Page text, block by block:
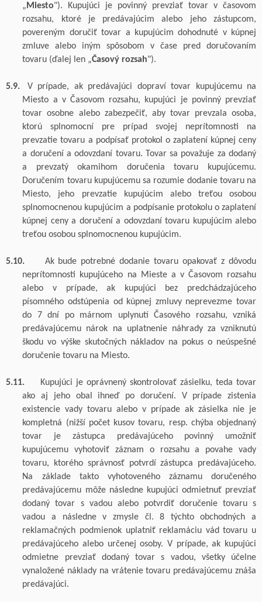
„ Miesto"). Kupujúci je povinný prevziať tovar v časovom
rozsahu, ktoré je predávajúcim alebo jeho zástupcom,
povereným doručiť tovar a kupujúcim dohodnuté v kúpnej
zmluve alebo iným spôsobom v čase pred doručovaním
tovaru (ďalej len „Časový rozsah").
5.9.
V prípade, ak predávajúci dopraví tovar kupujúcemu na
Miesto a v Časovom rozsahu, kupujúci je povinný prevziať
tovar osobne alebo zabezpečiť, aby tovar prevzala osoba,
ktorú splnomocní pre prípad svojej neprítomnosti na
prevzatie tovaru a podpísať protokol o zaplatení kúpnej ceny
a doručení a odovzdaní tovaru. Tovar sa považuje za dodaný
a prevzatý okamihom doručenia tovaru kupujúcemu.
Doručením tovaru kupujúcemu sa rozumie dodanie tovaru na
Miesto, jeho prevzatie kupujúcim alebo treťou osobou
splnomocnenou kupujúcim a podpísanie protokolu o zaplatení
kúpnej ceny a doručení a odovzdaní tovaru kupujúcim alebo
treťou osobou splnomocnenou kupujúcim.
5.10.
Ak bude potrebné dodanie tovaru opakovať z dôvodu
neprítomnosti kupujúceho na Mieste a v Časovom rozsahu
alebo v prípade, ak kupujúci bez predchádzajúceho
písomného odstúpenia od kúpnej zmluvy neprevezme tovar
do 7 dní po márnom uplynutí Časového rozsahu, vzniká
predávajúcemu nárok na uplatnenie náhrady za vzniknutú
škodu vo výške skutočných nákladov na pokus o neúspešné
doručenie tovaru na Miesto.
5.11.
Kupujúci je oprávnený skontrolovať zásielku, teda tovar
ako aj jeho obal ihneď po doručení. V prípade zistenia
existencie vady tovaru alebo v prípade ak zásielka nie je
kompletná (nižší počet kusov tovaru, resp. chýba objednaný
tovar
je zástupca predávajúceho povinný umožniť
kupujúcemu vyhotoviť záznam o rozsahu a povahe vady
tovaru, ktorého správnosť potvrdí zástupca predávajúceho.
Na základe takto vyhotoveného záznamu doručeného
predávajúcemu môže následne kupujúci odmietnuť prevziať
dodaný tovar s vadou alebo potvrdiť doručenie tovaru s
vadou a následne v zmysle čl. 8 týchto obchodných a
reklamačných podmienok uplatniť reklamáciu vád tovaru u
predávajúceho alebo určenej osoby. V prípade, ak kupujúci
odmietne prevziať dodaný tovar s vadou,
všetky účelne
vynaložené náklady na vrátenie tovaru predávajúcemu znáša
predávajúci.